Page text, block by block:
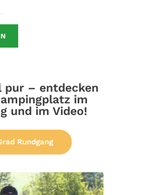
pur – entdecken
im
und im Video!
Rundgang